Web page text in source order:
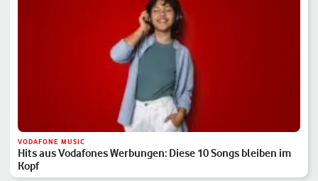
VODAFONE MUSIC
Hits aus Vodafones Werbungen: Diese 10 Songs bleiben im
Kopf